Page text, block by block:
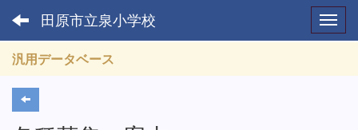
田原市立泉小学校
汎用データベース